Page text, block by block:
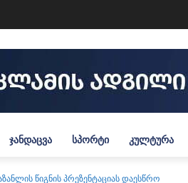
ᲯᲐᲜᲓᲐᲪᲕᲐ ᲡᲞᲝᲠᲢᲘ ᲙᲣᲚᲢᲣᲠᲐ
წიგნის პრეზენტაციას დაესწრო